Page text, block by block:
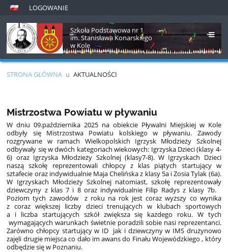
LOGOWANIE
Szkoła Podstawowa nr 1
im. Stanisława Konarskiego
w Kole
STRONA GŁÓWNA u AKTUALNOŚCI
Mistrzostwa Powiatu w pływaniu
W dniu 09.października 2025 na obiekcie Pływalni Miejskiej w Kole
odbyły się Mistrzostwa Powiatu kolskiego w pływaniu. Zawody
rozgrywane w ramach Wielkopolskich Igrzysk Młodzieży Szkolnej
odbywały się w dwóch kategoriach wiekowych: Igrzyska Dzieci (klasy 4-
6) oraz Igrzyska Młodzieży Szkolnej (klasy7-8). W Igrzyskach Dzieci
naszą szkołę reprezentowali chłopcy z klas piątych startujący w
sztafecie oraz indywidualnie Maja Chelińska z klasy 5a i Zosia Tylak (6a).
W Igrzyskach Młodzieży Szkolnej natomiast, szkołę reprezentowały
dziewczyny z klas 7 i 8 oraz indywidualnie Filip Radys z klasy 7b.
Poziom tych zawodów z roku na rok jest coraz wyższy co wynika
z coraz większej liczby dzieci trenujących w klubach sportowych
a i liczba startujących szkół zwiększa się każdego roku. W tych
wymagających warunkach świetnie poradzili sobie nasi reprezentanci.
Zarówno chłopcy startujący w ID jak i dziewczyny w IMS drużynowo
zajęli drugie miejsca co dało im awans do Finału Wojewódzkiego , który
odbędzie się w Poznaniu.